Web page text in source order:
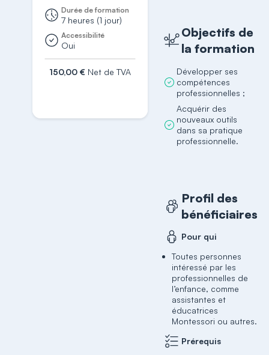
Durée de formation
7 heures (1 jour)
Accessibilité
Oui
150,00 € Net de TVA
Objectifs de
la formation
Développer ses
compétences
professionnelles ;
Acquérir des
nouveaux outils
dans sa pratique
professionnelle.
Profil des
bénéficiaires
Pour qui
Toutes personnes
intéressé par les
professionnelles de
l’enfance, comme
assistantes et
éducatrices
Montessori ou autres.
Prérequis